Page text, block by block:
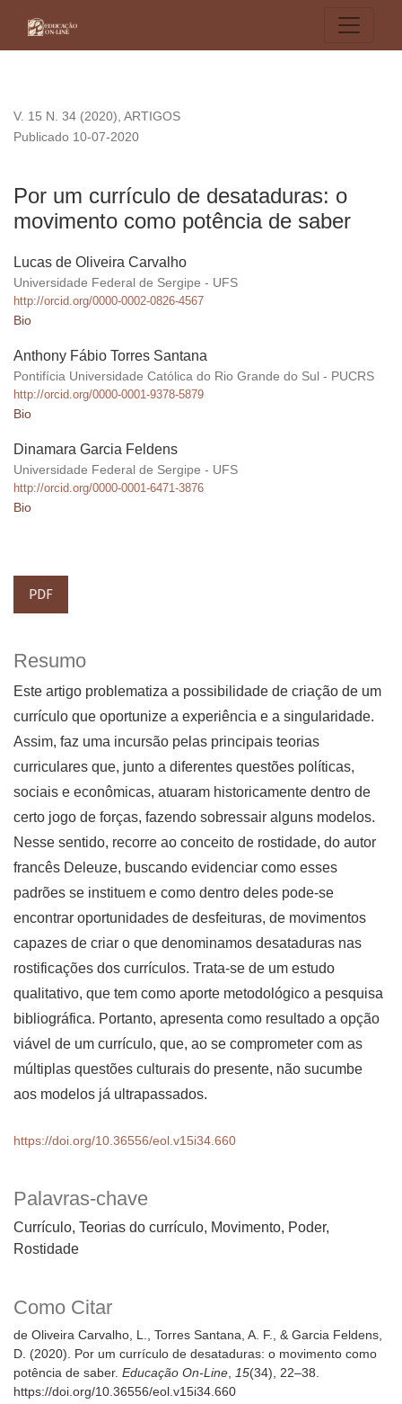
V. 15 N. 34 (2020), ARTIGOS
Por um currículo de desataduras: o
movimento como potência de saber
Publicado 10-07-2020
Lucas de Oliveira Carvalho
Universidade Federal de Sergipe - UFS
http://orcid.org/0000-0002-0826-4567
Bio
Anthony Fábio Torres Santana
Pontifícia Universidade Católica do Rio Grande do Sul - PUCRS
http://orcid.org/0000-0001-9378-5879
Bio
Dinamara Garcia Feldens
Universidade Federal de Sergipe - UFS
http://orcid.org/0000-0001-6471-3876
Bio
PDF
Palavras-chave
Currículo, Teorias do currículo, Movimento, Poder,
Rostidade
Como Citar
de Oliveira Carvalho, L., Torres Santana, A. F., & Garcia Feldens,
D. (2020). Por um currículo de desataduras: o movimento como
potência de saber. Educação On-Line, 15(34), 22–38.
https://doi.org/10.36556/eol.v15i34.660
Resumo
Este artigo problematiza a possibilidade de criação de um
currículo que oportunize a experiência e a singularidade.
Assim, faz uma incursão pelas principais teorias
curriculares que, junto a diferentes questões políticas,
sociais e econômicas, atuaram historicamente dentro de
certo jogo de forças, fazendo sobressair alguns modelos.
Nesse sentido, recorre ao conceito de rostidade, do autor
francês Deleuze, buscando evidenciar como esses
padrões se instituem e como dentro deles pode-se
encontrar oportunidades de desfeituras, de movimentos
capazes de criar o que denominamos desataduras nas
rostificações dos currículos. Trata-se de um estudo
qualitativo, que tem como aporte metodológico a pesquisa
bibliográfica. Portanto, apresenta como resultado a opção
viável de um currículo, que, ao se comprometer com as
múltiplas questões culturais do presente, não sucumbe
aos modelos já ultrapassados.
https://doi.org/10.36556/eol.v15i34.660